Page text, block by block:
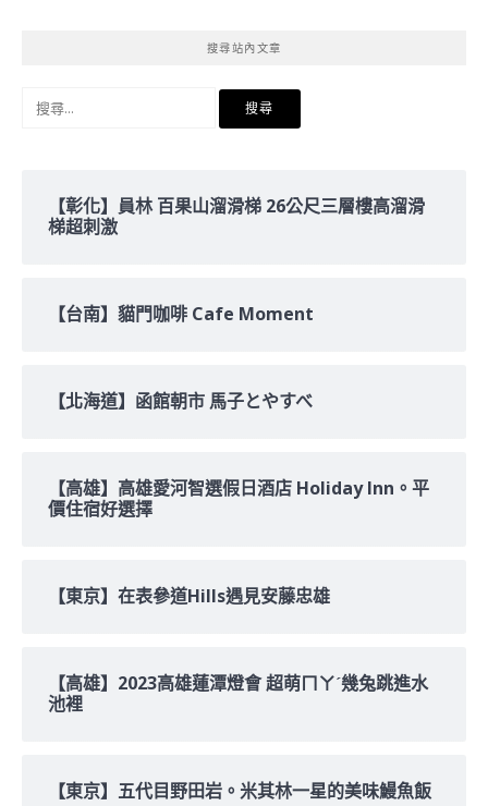
搜尋站內文章
【彰化】員林 百果山溜滑梯 26公尺三層樓高溜滑
梯超刺激
【台南】貓門咖啡 Cafe Moment
【北海道】函館朝市 馬子とやすべ
【高雄】高雄愛河智選假日酒店 Holiday Inn。平
價住宿好選擇
【東京】在表參道Hills遇見安藤忠雄
【高雄】2023高雄蓮潭燈會 超萌ㄇㄚˊ幾兔跳進水
池裡
【東京】五代目野田岩。米其林一星的美味鰻魚飯